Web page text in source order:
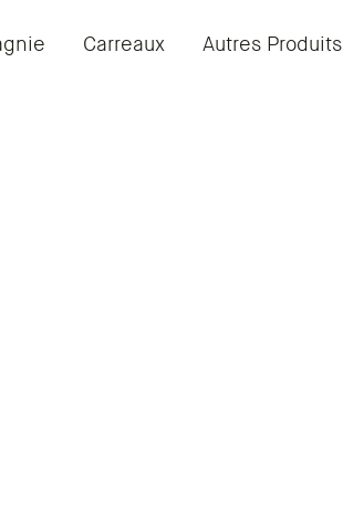
Carreaux Autres Produits